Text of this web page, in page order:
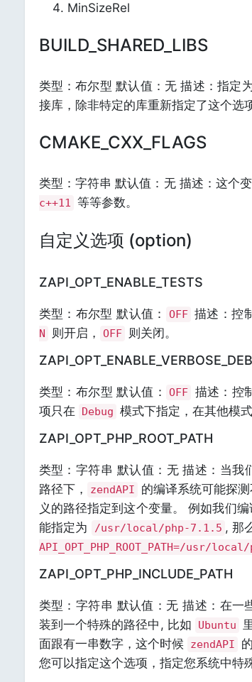
MinSizeRel
BUILD_SHARED_LIBS
类型：布尔型 默认值：无 描述：指定
接库，除非特定的库重新指定了这个选项
CMAKE_CXX_FLAGS
类型：字符串 默认值：无 描述：这个
c++11 等等参数。
自定义选项 (option)
ZAPI_OPT_ENABLE_TESTS
类型：布尔型 默认值： OFF 描述：控
N
则开启， OFF 则关闭。
类型：布尔型 默认值： OFF 描述：控
项只在
Debug 模式下指定，在其他模
ZAPI_OPT_PHP_ROOT_PATH
类型：字符串 默认值：无 描述：当我
路径下，
zendAPI 的编译系统可能探
义的路径指定到这个变量。 例如我们编
能指定为
/usr/local/php-7.1.5 , 那
API_OPT_PHP_ROOT_PATH=/usr/
ZAPI_OPT_PHP_INCLUDE_PATH
类型：字符串 默认值：无 描述：在一
装到一个特殊的路径中, 比如
Ubuntu
面跟有一串数字，这个时候
zendAPI
您可以指定这个选项，指定您系统中特